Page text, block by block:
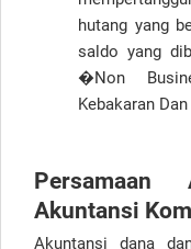
hutang yang
saldo yang
�Non
Kebakaran
Akuntansi
Akuntansi dana